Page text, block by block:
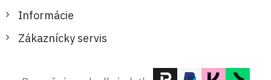
Informácie
Zákaznícky servis